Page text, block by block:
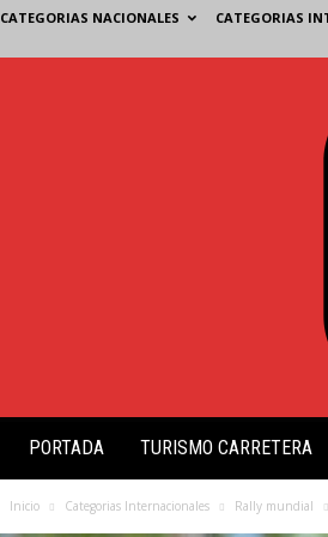
CATEGORIAS NACIONALES CATEGORIAS
PORTADA TURISMO CARRETERA
Inicio Categorias Internacionales Rally mundial